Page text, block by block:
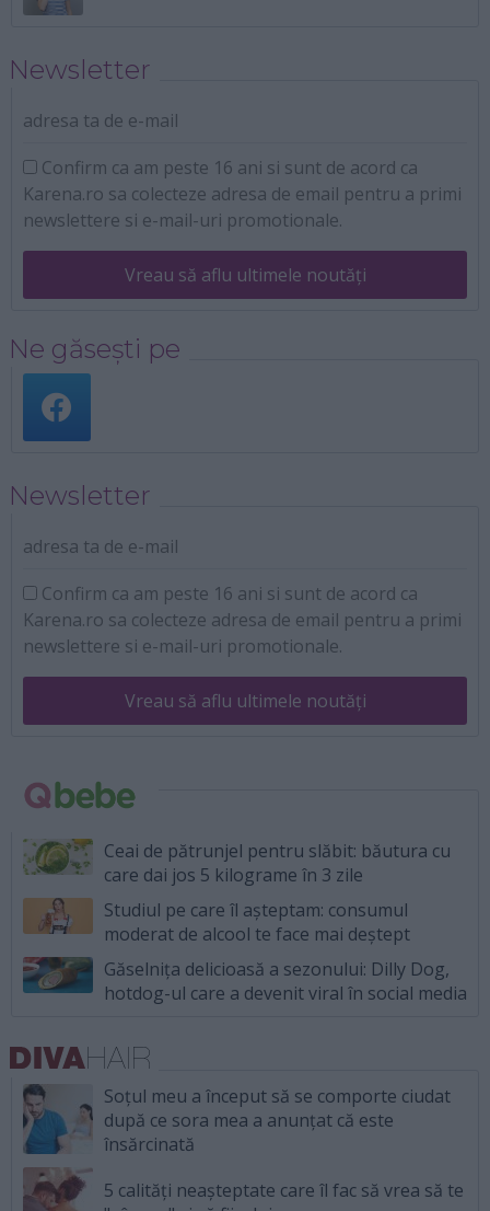
Newsletter
adresa ta de e-mail
Confirm ca am peste 16 ani si sunt de acord ca
Karena.ro sa colecteze adresa de email pentru a primi
newslettere si e-mail-uri promotionale.
Vreau să aflu ultimele noutăți
Ne găsești pe
Newsletter
adresa ta de e-mail
Confirm ca am peste 16 ani si sunt de acord ca
Karena.ro sa colecteze adresa de email pentru a primi
newslettere si e-mail-uri promotionale.
Vreau să aflu ultimele noutăți
Ceai de pătrunjel pentru slăbit: băutura cu
care dai jos 5 kilograme în 3 zile
Studiul pe care îl așteptam: consumul
moderat de alcool te face mai deștept
Găselnița delicioasă a sezonului: Dilly Dog,
hotdog-ul care a devenit viral în social media
Soțul meu a început să se comporte ciudat
după ce sora mea a anunțat că este
însărcinată
5 calități neașteptate care îl fac să vrea să te